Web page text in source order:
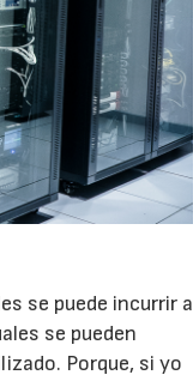
se puede incurrir a
se pueden
Porque, si yo